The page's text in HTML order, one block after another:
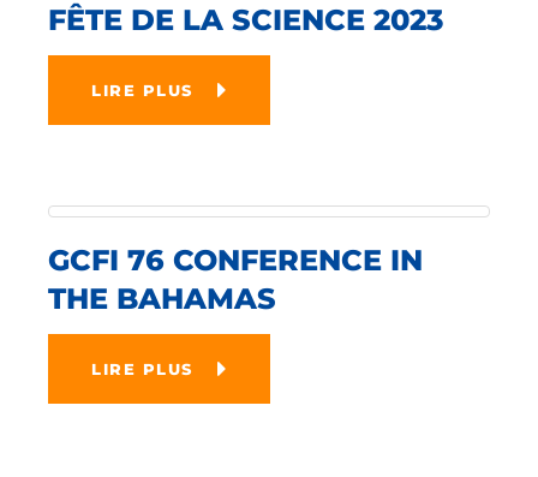
FÊTE DE LA SCIENCE 2023
LIRE PLUS
GCFI 76 CONFERENCE IN
THE BAHAMAS
LIRE PLUS